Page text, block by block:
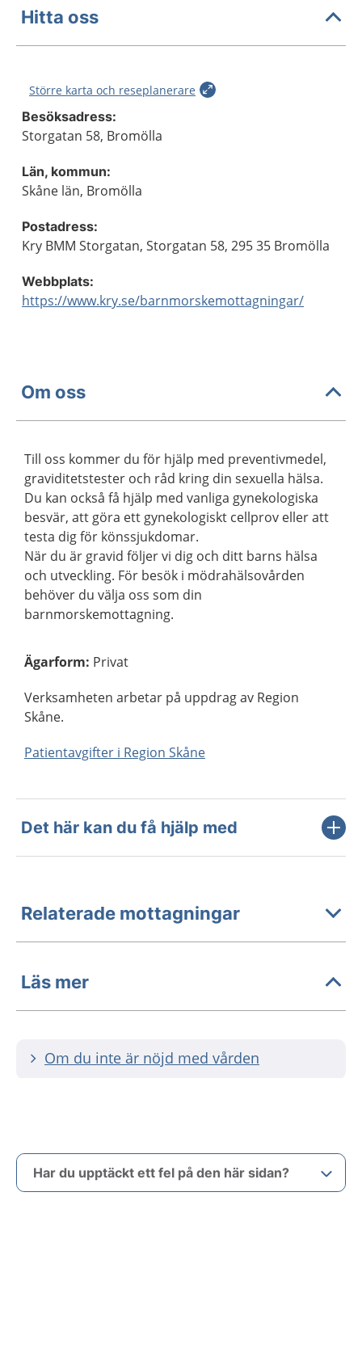
Hitta oss
Större karta och reseplanerare
Besöksadress:
Storgatan 58, Bromölla
Län, kommun:
Skåne län, Bromölla
Postadress:
Kry BMM Storgatan, Storgatan 58, 295 35 Bromölla
Webbplats:
https://www.kry.se/barnmorskemottagningar/
Om oss
Till oss kommer du för hjälp med preventivmedel,
graviditetstester och råd kring din sexuella hälsa.
Du kan också få hjälp med vanliga gynekologiska
besvär, att göra ett gynekologiskt cellprov eller att
testa dig för könssjukdomar.
När du är gravid följer vi dig och ditt barns hälsa
och utveckling. För besök i mödrahälsovården
behöver du välja oss som din
barnmorskemottagning.
Ägarform: Privat
Verksamheten arbetar på uppdrag av Region
Skåne.
Patientavgifter i Region Skåne
Det här kan du få hjälp med
Relaterade mottagningar
Läs mer
Om du inte är nöjd med vården
Har du upptäckt ett fel på den här sidan?